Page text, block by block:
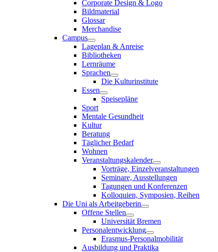
Corporate Design & Logo
Bildmaterial
Glossar
Merchandise
Campus
Lageplan & Anreise
Bibliotheken
Lernräume
Sprachen
Die Kulturinstitute
Essen
Speisepläne
Sport
Mentale Gesundheit
Kultur
Beratung
Täglicher Bedarf
Wohnen
Veranstaltungskalender
Vorträge, Einzelveranstaltungen
Seminare, Ausstellungen
Tagungen und Konferenzen
Kolloquien, Symposien, Reihen
Die Uni als Arbeitgeberin
Offene Stellen
Universität Bremen
Personalentwicklung
Erasmus-Personalmobilität
Ausbildung und Praktika